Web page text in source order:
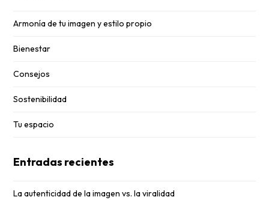
Armonía de tu imagen y estilo propio
Bienestar
Consejos
Sostenibilidad
Tu espacio
Entradas recientes
La autenticidad de la imagen vs. la viralidad